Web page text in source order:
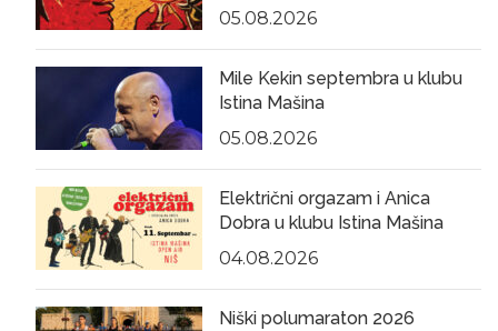
05.08.2026
Mile Kekin septembra u klubu
Istina Mašina
05.08.2026
Električni orgazam i Anica
Dobra u klubu Istina Mašina
04.08.2026
Niški polumaraton 2026